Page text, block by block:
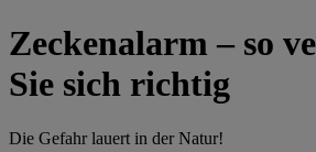
Zeckenalarm – so
Sie sich richtig
Die Gefahr lauert in der Natur!